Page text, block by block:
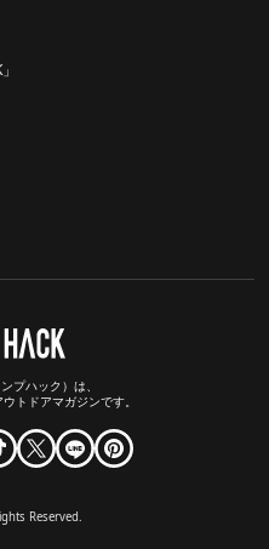
プハック）は、
トドアマガジンです。
Reserved.